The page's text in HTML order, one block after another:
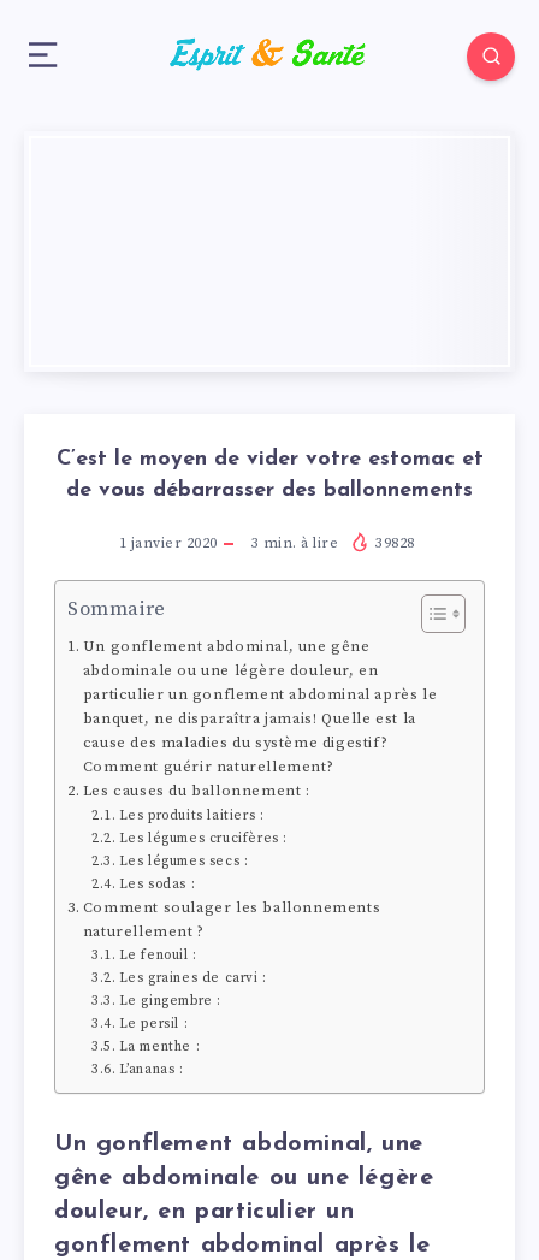
C’est le moyen de vider votre estomac et
de vous débarrasser des ballonnements
1 janvier 2020 3 min. à lire 39828
Sommaire
Un gonflement abdominal, une gêne
abdominale ou une légère douleur, en
particulier un gonflement abdominal après le
banquet, ne disparaîtra jamais! Quelle est la
cause des maladies du système digestif?
Comment guérir naturellement?
Les causes du ballonnement :
Les produits laitiers :
Les légumes crucifères :
Les légumes secs :
Les sodas :
Comment soulager les ballonnements
naturellement ?
Le fenouil :
Les graines de carvi :
Le gingembre :
Le persil :
La menthe :
L’ananas :
Un gonflement abdominal, une
gêne abdominale ou une légère
douleur, en particulier un
gonflement abdominal après le